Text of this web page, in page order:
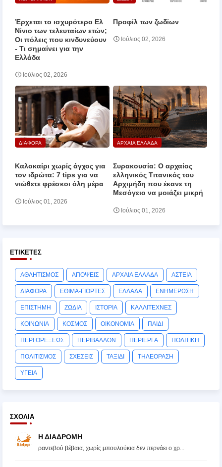
Έρχεται το ισχυρότερο Ελ
Νίνιο των τελευταίων ετών;
Οι πόλεις που κινδυνεύουν
‑ Τι σημαίνει για την
Ελλάδα
Ιούλιος 02, 2026
Προφίλ των ζωδίων
Ιούλιος 02, 2026
ΔΙΑΦΟΡΑ
Καλοκαίρι χωρίς άγχος για
τον ιδρώτα: 7 tips για να
νιώθετε φρέσκοι όλη μέρα
Ιούλιος 01, 2026
ΑΡΧΑΙΑ ΕΛΛΑΔΑ
Συρακουσία: Ο αρχαίος
ελληνικός Τιτανικός του
Αρχιμήδη που έκανε τη
Μεσόγειο να μοιάζει μικρή
Ιούλιος 01, 2026
ΕΤΙΚΈΤΕΣ
ΑΘΛΗΤΙΣΜΟΣ ΑΠΟΨΕΙΣ ΑΡΧΑΙΑ ΕΛΛΑΔΑ ΑΣΤΕΙΑ
ΔΙΑΦΟΡΑ ΕΘΙΜΑ-ΓΙΟΡΤΕΣ ΕΛΛΑΔΑ ΕΝΗΜΕΡΩΣΗ
ΕΠΙΣΤΗΜΗ ΖΩΔΙΑ ΙΣΤΟΡΙΑ ΚΑΛΛΙΤΕΧΝΕΣ
ΚΟΙΝΩΝΙΑ ΚΟΣΜΟΣ ΟΙΚΟΝΟΜΙΑ ΠΑΙΔΙ
ΠΕΡΙ ΟΡΕΞΕΩΣ ΠΕΡΙΒΑΛΛΟΝ ΠΕΡΙΕΡΓΑ ΠΟΛΙΤΙΚΗ
ΠΟΛΙΤΙΣΜΟΣ ΣΧΕΣΕΙΣ ΤΑΞΙΔΙ ΤΗΛΕΟΡΑΣΗ
ΥΓΕΙΑ
ΣΧΌΛΙΑ
Η ΔΙΑΔΡΟΜΗ
ραντεβού βέβαια, χωρίς μπουλούκια δεν περνάει ο χρ...